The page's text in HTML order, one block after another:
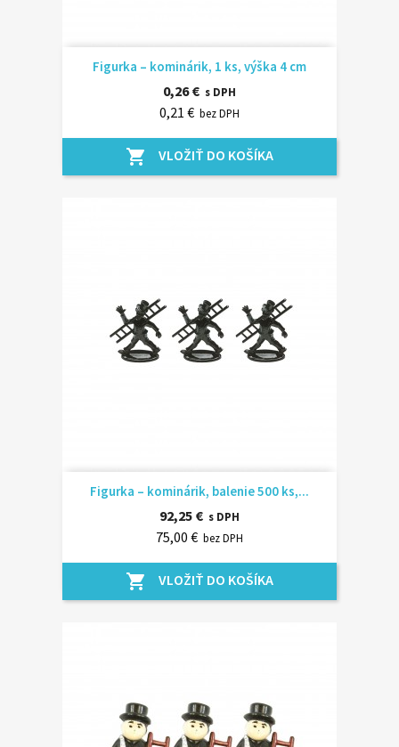
Figurka – kominárik, 1 ks, výška 4 cm
0,26 € s DPH
0,21 € bez DPH
shopping_cart VLOŽIŤ DO KOŠÍKA
Figurka – kominárik, balenie 500 ks,...
92,25 € s DPH
75,00 € bez DPH
shopping_cart VLOŽIŤ DO KOŠÍKA